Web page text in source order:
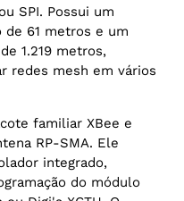
SPI. Possui um
61 metros e um
1.219 metros,
redes mesh em vários
familiar XBee e
RP-SMA. Ele
integrado,
do módulo